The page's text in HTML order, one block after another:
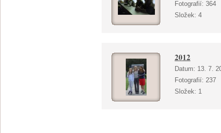
Fotografií: 364
Složek: 4
2012
Datum: 13. 7.
Fotografií: 237
Složek: 1